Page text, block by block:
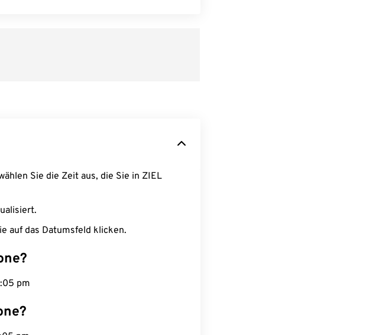
Sie die Zeit aus, die Sie in ZIEL
auf das Datumsfeld klicken.
pm